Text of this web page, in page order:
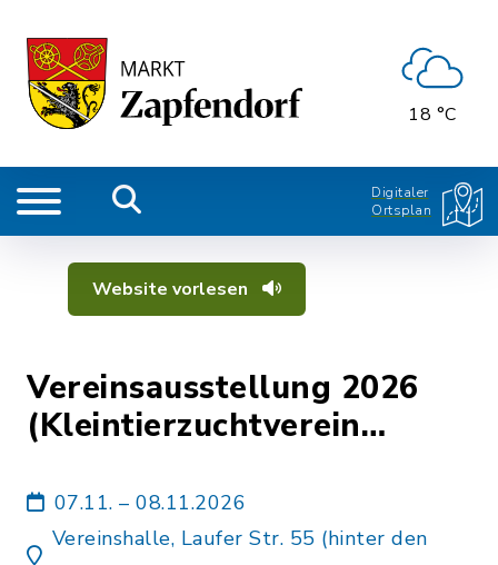
18 °C
Digitaler
Ortsplan
Website vorlesen
Vereinsausstellung 2026
(Kleintierzuchtverein
07.11. – 08.11.2026
Vereinshalle, Laufer Str. 55 (hinter den